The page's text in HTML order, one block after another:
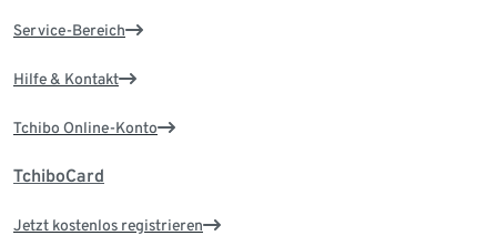
Service-Bereich
Hilfe & Kontakt
Tchibo Online-Konto
TchiboCard
Jetzt kostenlos registrieren